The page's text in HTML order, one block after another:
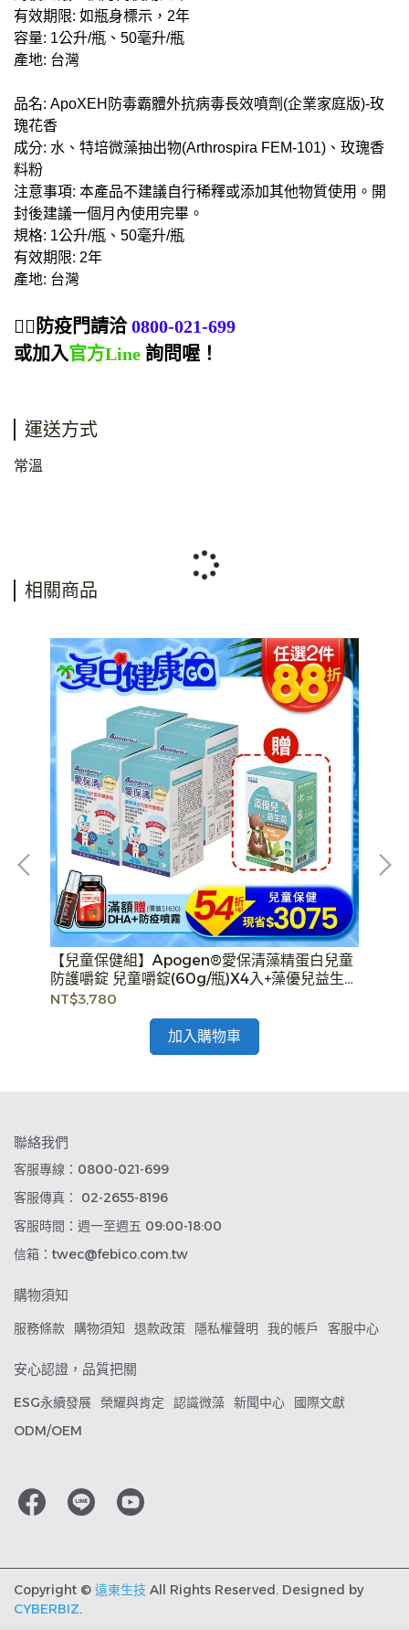
有效期限: 如瓶身標示，2年
容量: 1公升/瓶、50毫升/瓶
產地: 台灣
品名: ApoXEH防毒霸體外抗病毒長效噴劑(企業家庭版)-玫
瑰花香
成分: 水、特培微藻抽出物(Arthrospira FEM-101)、玫瑰香
料粉
注意事項: 本產品不建議自行稀釋或添加其他物質使用。開
封後建議一個月內使用完畢。
規格: 1公升/瓶、50毫升/瓶
有效期限: 2年
產地: 台灣
👨‍⚕防疫門請洽 0800-021-699
或加入官方Line 詢問喔！
運送方式
常溫
相關商品
【兒童保健組】Apogen®愛保清藻精蛋白兒童
防護嚼錠 兒童嚼錠(60g/瓶)X4入+藻優兒益生菌
粉末 全新改版 兒童益生菌 (2g*15包/盒)X1入 -二
代台美專利 防護再升級
NT$3,780
加入購物車
聯絡我們
客服專線：0800-021-699
客服傳真： 02-2655-8196
客服時間：週一至週五 09:00-18:00
信箱：twec@febico.com.tw
購物須知
服務條款 購物須知 退款政策 隱私權聲明 我的帳戶 客服中心
安心認證，品質把關
ESG永續發展 榮耀與肯定 認識微藻 新聞中心
國際文獻
ODM/OEM
Copyright © 遠東生技 All Rights Reserved. Designed by
CYBERBIZ.